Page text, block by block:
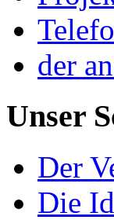
der
Unser
Der
Die